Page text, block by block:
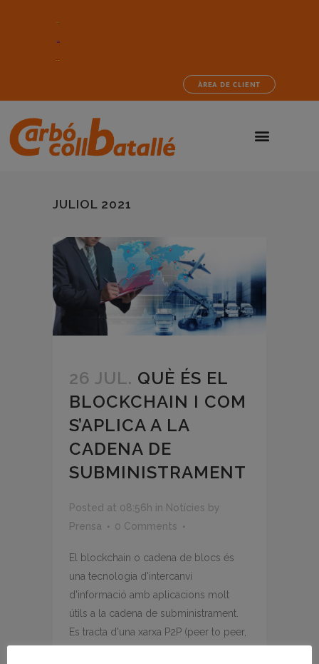
ÀREA DE CLIENT
JULIOL 2021
26 JUL. QUÈ ÉS EL
BLOCKCHAIN I COM
S’APLICA A LA
CADENA DE
SUBMINISTRAMENT
Posted at 08:56h in Notícies by
Prensa
0 Comments
El blockchain o cadena de blocs és
una tecnologia d'intercanvi
d'informació amb aplicacions molt
útils a la cadena de subministrament.
Es tracta d'una xarxa P2P (peer to peer,